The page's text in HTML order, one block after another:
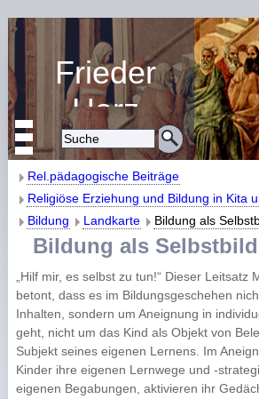
Frieder
Harz
Religiöse Erziehung
und Bildung
Rel.pädagogische Beiträge
Religiöse Erziehung und Bildung in Kita
Bildung
Landkarte Bildung als
Bildung als
„Hilf mir, es selbst zu tun!“ Dieser Leitsatz
betont, dass es im Bildungsgeschehen
Inhalten, sondern um Aneignung in
geht, nicht um das Kind als Objekt von
Subjekt seines eigenen Lernens. Im
Kinder ihre eigenen Lernwege und -
eigenen Begabungen, aktivieren ihr